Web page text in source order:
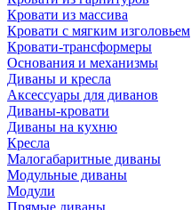
Кровати из массива
Кровати с мягким изголовьем
Кровати-трансформеры
Основания и механизмы
Диваны и кресла
Аксессуары для диванов
Диваны-кровати
Диваны на кухню
Кресла
Малогабаритные диваны
Модульные диваны
Модули
Прямые диваны